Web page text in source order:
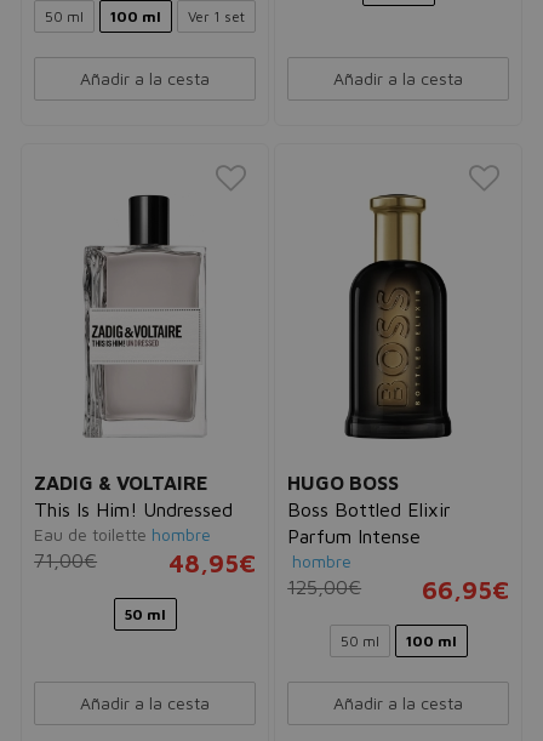
50 ml 100 ml Ver 1 set
Añadir a la cesta Añadir a la cesta
ZADIG & VOLTAIRE
This Is Him! Undressed
Eau de toilette hombre
71,00€ 48,95€
50 ml
Añadir a la cesta
HUGO BOSS
Boss Bottled Elixir
Parfum Intense
hombre
125,00€ 66,95€
50 ml 100 ml
Añadir a la cesta